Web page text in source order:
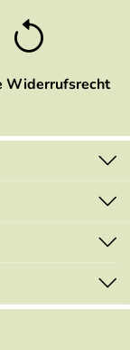
Widerrufsrecht